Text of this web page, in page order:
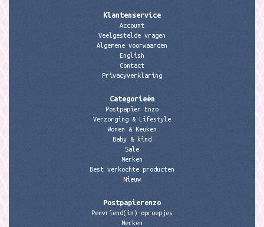
Klantenservice
Account
Veelgestelde vragen
Algemene voorwaarden
English
Contact
Privacyverklaring
Categorieën
Postpapier Enzo
Verzorging & Lifestyle
Wonen & Keuken
Baby & kind
Sale
Merken
Best verkochte producten
Nieuw
Postpapierenzo
Penvriend(in) oproepjes
Merken